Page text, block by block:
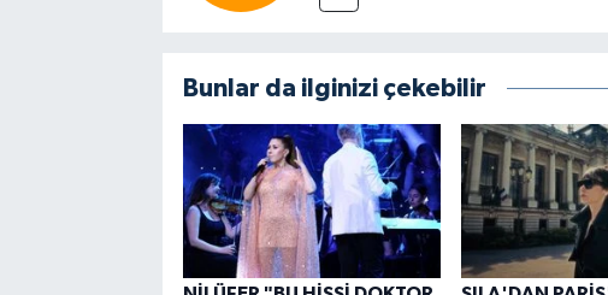
Bunlar da ilginizi çekebilir